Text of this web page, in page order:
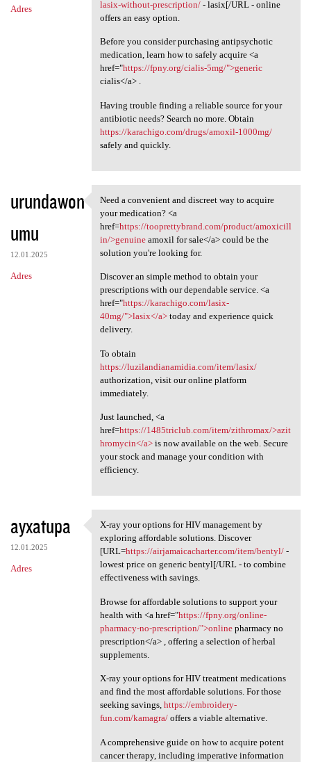
Adres lasix-without-prescription/- lasix[/URL - online
offers an easy option.
Before you consider purchasing antipsychotic
medication, learn how to safely acquire <a
href="https://fpny.org/cialis-5mg/">generic
cialis</a> .
Having trouble finding a reliable source for your
antibiotic needs? Search no more. Obtain
https://karachigo.com/drugs/amoxil-1000mg/
safely and quickly.
urundawon
umu
12.01.2025
Adres
Need a convenient and
Need a convenient and discreet way to acquire
your medication? <a
href=https://tooprettybrand.com/product/amoxicill
in/>genuineamoxil for sale</a> could be the
solution you're looking for.
Discover an simple method to obtain your
prescriptions with our dependable service. <a
href="https://karachigo.com/lasix-
40mg/">lasix</a>today and experience quick
delivery.
To obtain
https://luzilandianamidia.com/item/lasix/
authorization, visit our online platform
immediately.
Just launched, <a
href=https://1485triclub.com/item/zithromax/>azit
hromycin</a>is now available on the web. Secure
your stock and manage your condition with
efficiency.
ayxatupa
12.01.2025
Adres
X-ray your options for HIV
X-ray your options for HIV management by
exploring affordable solutions. Discover
[URL=https://airjamaicacharter.com/item/bentyl/-
lowest price on generic bentyl[/URL - to combine
effectiveness with savings.
Browse for affordable solutions to support your
health with <a href="https://fpny.org/online-
pharmacy-no-prescription/">onlinepharmacy no
prescription</a> , offering a selection of herbal
supplements.
X-ray your options for HIV treatment medications
and find the most affordable solutions. For those
seeking savings, https://embroidery-
fun.com/kamagra/offers a viable alternative.
A comprehensive guide on how to acquire potent
cancer therapy, including imperative information